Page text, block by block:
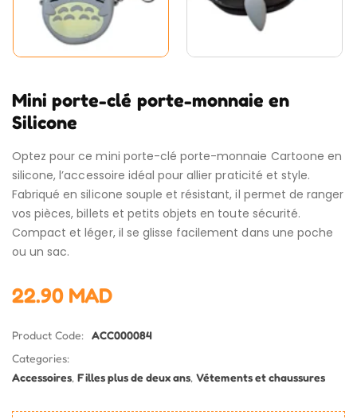
Mini porte-clé porte-monnaie en
Silicone
Optez pour ce mini porte-clé porte-monnaie Cartoone en
silicone, l’accessoire idéal pour allier praticité et style.
Fabriqué en silicone souple et résistant, il permet de ranger
vos pièces, billets et petits objets en toute sécurité.
Compact et léger, il se glisse facilement dans une poche
ou un sac.
22.90 MAD
Product Code: ACC000084
Categories:
Accessoires,Filles plus de deux ans,Vétements et chaussures